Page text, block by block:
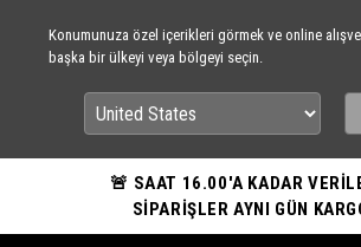
Konumunuza özel içerikleri görmek ve online
başka bir ülkeyi veya bölgeyi seçin.
🚨 SAAT 16.00'A KADAR
SİPARİŞLER AYNI GÜN